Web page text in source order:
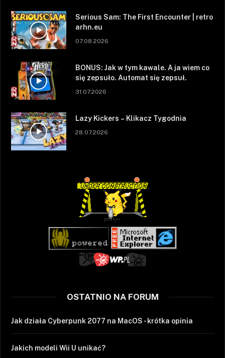
Serious Sam: The First Encounter | retro
arhn.eu
07.08.2026
BONUS: Jak w tym kawale. A ja wiem co
się zepsuło. Automat się zepsuł.
31.07.2026
Lazy Kickers – Klikacz Tygodnia
28.07.2026
OSTATNIO NA FORUM
Jak działa Cyberpunk 2077 na MacOS - krótka opinia
Jakich modeli Wii U unikać?